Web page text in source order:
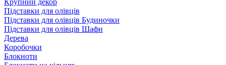
Крупний декор
Підставки для олівців
Підставки для олівців Будиночки
Підставки для олівців Шафи
Дерева
Коробочки
Блокноти